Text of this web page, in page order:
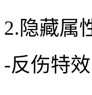
2.隐藏属
-反伤特